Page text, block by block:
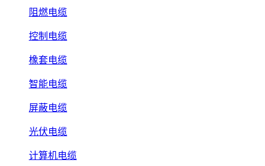
阻燃电缆
控制电缆
橡套电缆
智能电缆
屏蔽电缆
光伏电缆
计算机电缆